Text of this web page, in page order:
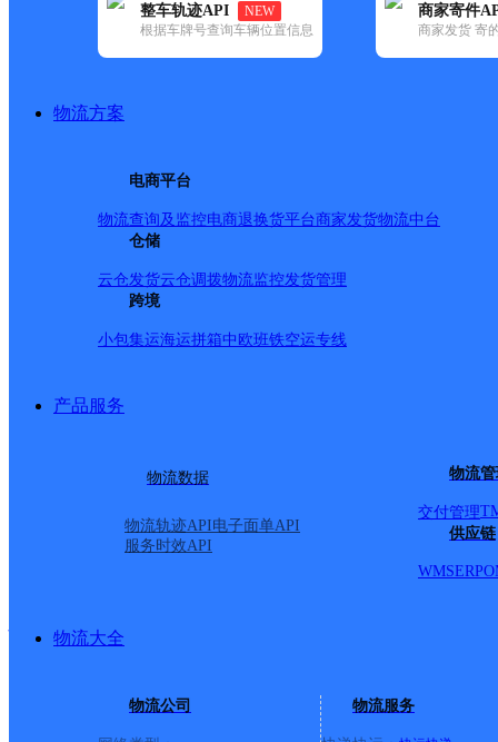
整车轨迹API
NEW
根据车牌号查询车辆位置信息
商家寄件
商家发货 寄
物流方案
电商平台
物流查询及监控电商退换货平台商家发货物流中台
仓储
云仓发货云仓调拨物流监控发货管理
跨境
小包集运海运拼箱中欧班铁空运专线
产品服务
物流数据
物流轨迹API电子面单API
服务时效API
物流
交付管理
供应链
WMSERP
物流大全
物流公司 物流服务
网点筛选
已选
圆通速递(39) 韵达速递(99)
圆通速递,厦门市,快递网
集美区杏北
圆通速递
派送范围:?东至杏前路
门 北至集美北大道
详情
圆通速递 更多号码地址